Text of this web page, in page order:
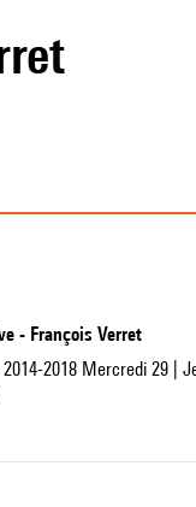
- François Verret
2018 Mercredi 29 |